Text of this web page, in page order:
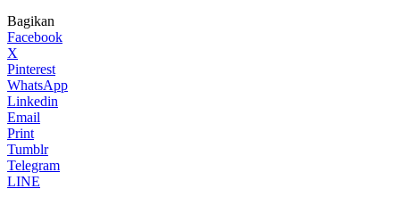
Bagikan
Facebook
X
Pinterest
WhatsApp
Linkedin
Email
Print
Tumblr
Telegram
LINE